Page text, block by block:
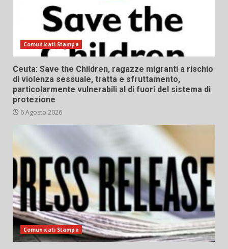
Comunicati Stampa
Ceuta: Save the Children, ragazze migranti a rischio
di violenza sessuale, tratta e sfruttamento,
particolarmente vulnerabili al di fuori del sistema di
protezione
6 Agosto 2026
Comunicati Stampa